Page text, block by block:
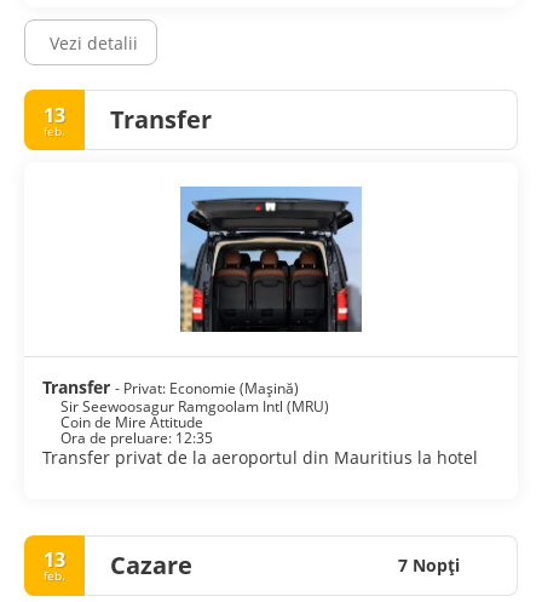
Vezi detalii
13
feb. Transfer
Transfer - Privat: Economie (Mașină)
Sir Seewoosagur Ramgoolam Intl (MRU)
Coin de Mire Attitude
Ora de preluare: 12:35
Transfer privat de la aeroportul din Mauritius la hotel
13
feb. Cazare 7 Nopţi